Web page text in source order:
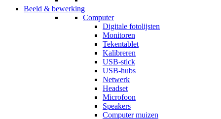
Beeld & bewerking
Computer
Digitale fotolijsten
Monitoren
Tekentablet
Kalibreren
USB-stick
USB-hubs
Netwerk
Headset
Microfoon
Speakers
Computer muizen